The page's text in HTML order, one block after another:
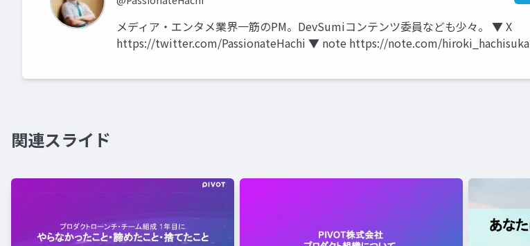
メディア・エンタメ業界一筋のPM。DevSumiコンテンツ委員なども少々。 ▼ X
https://twitter.com/PassionateHachi ▼ note https://note.com/hiroki_hachisuka
関連スライド